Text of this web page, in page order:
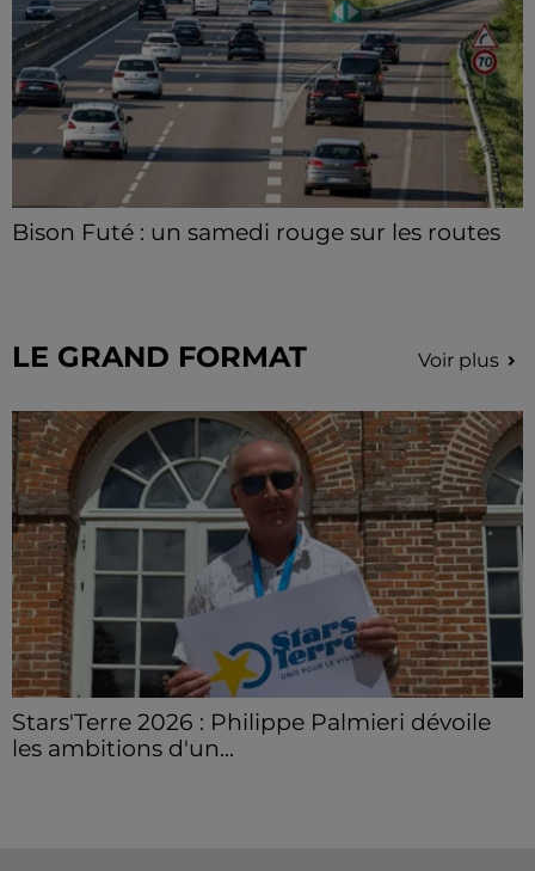
Bison Futé : un samedi rouge sur les routes
LE GRAND FORMAT Voir plus
Stars'Terre 2026 : Philippe Palmieri dévoile
les ambitions d'un...